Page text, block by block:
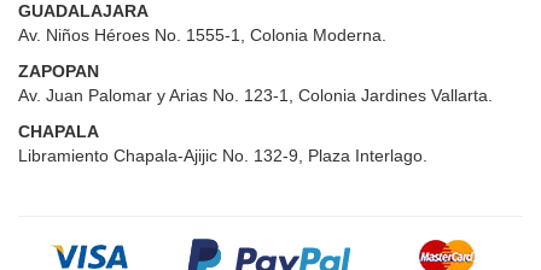
GUADALAJARA
Av. Niños Héroes No. 1555-1, Colonia Moderna.
ZAPOPAN
Av. Juan Palomar y Arias No. 123-1, Colonia Jardines Vallarta.
CHAPALA
Libramiento Chapala-Ajijic No. 132-9, Plaza Interlago.